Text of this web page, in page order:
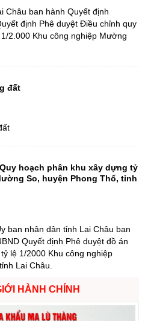
Châu ban hành Quyết định
định Phê duyệt Điều chỉnh quy
2.000 Khu công nghiệp Mường
đất
hoạch phân khu xây dựng tỷ
So, huyện Phong Thổ, tỉnh
ban nhân dân tỉnh Lai Châu ban
Quyết định Phê duyệt đồ án
lệ 1/2000 Khu công nghiệp
Lai Châu.
HÀNH CHÍNH